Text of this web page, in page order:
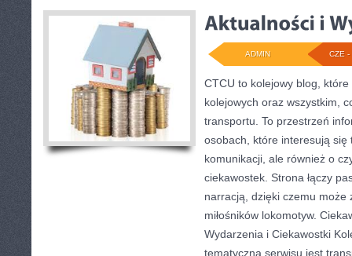
CZE -
ADMIN
CTCU to kolejowy blog,
kolejowych oraz wszystkim,
transportu. To przestrzeń
osobach, które interesują się
komunikacji, ale również o
ciekawostek. Strona łączy
narracją, dzięki czemu może
miłośników lokomotyw.
Wydarzenia i Ciekawostki
tematyczną serwisu jest